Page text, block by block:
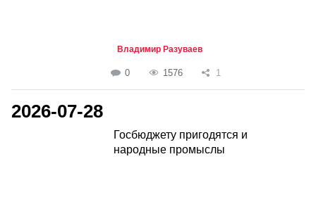
Владимир Разуваев
0 1576 1
2026-07-28
Госбюджету пригодятся и
народные промыслы